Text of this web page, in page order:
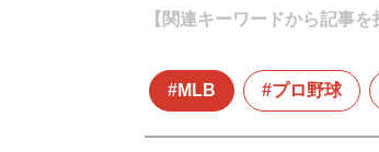
【関連キーワードから記事を
MLB プロ野球